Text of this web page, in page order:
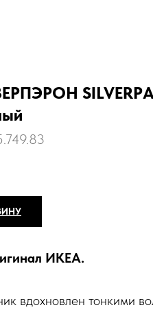
ИКЕА.
вдохновлен тонкими